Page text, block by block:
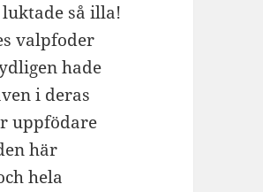
så illa!
valpfoder
hade
i deras
uppfödare
här
hela